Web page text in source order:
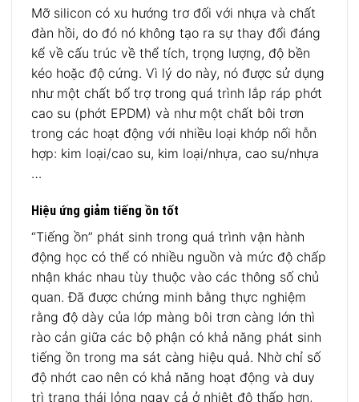
Mỡ silicon có xu hướng trơ ​​đối với nhựa và chất
đàn hồi, do đó nó không tạo ra sự thay đổi đáng
kể về cấu trúc về thể tích, trọng lượng, độ bền
kéo hoặc độ cứng. Vì lý do này, nó được sử dụng
như một chất bổ trợ trong quá trình lắp ráp phớt
cao su (phớt EPDM) và như một chất bôi trơn
trong các hoạt động với nhiều loại khớp nối hỗn
hợp: kim loại/cao su, kim loại/nhựa, cao su/nhựa
…
Hiệu ứng giảm tiếng ồn tốt
“Tiếng ồn” phát sinh trong quá trình vận hành
động học có thể có nhiều nguồn và mức độ chấp
nhận khác nhau tùy thuộc vào các thông số chủ
quan. Đã được chứng minh bằng thực nghiệm
rằng độ dày của lớp màng bôi trơn càng lớn thì
rào cản giữa các bộ phận có khả năng phát sinh
tiếng ồn trong ma sát càng hiệu quả. Nhờ chỉ số
độ nhớt cao nên có khả năng hoạt động và duy
trì trạng thái lỏng ngay cả ở nhiệt độ thấp hơn,